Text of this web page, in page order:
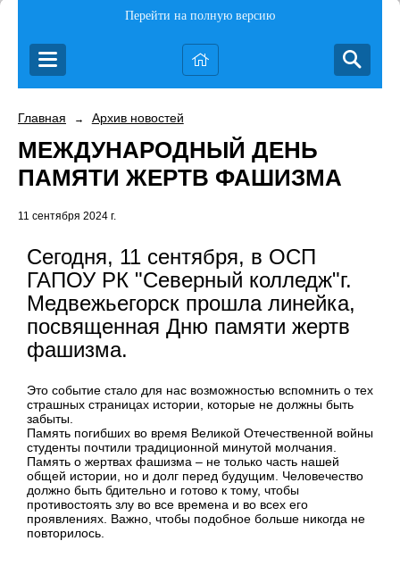
Перейти на полную версию
Главная → Архив новостей
МЕЖДУНАРОДНЫЙ ДЕНЬ
ПАМЯТИ ЖЕРТВ ФАШИЗМА
11 сентября 2024 г.
Сегодня, 11 сентября, в ОСП
ГАПОУ РК "Северный колледж"г.
Медвежьегорск прошла линейка,
посвященная Дню памяти жертв
фашизма.
Это событие стало для нас возможностью вспомнить о тех
страшных страницах истории, которые не должны быть
забыты.
Память погибших во время Великой Отечественной войны
студенты почтили традиционной минутой молчания.
Память о жертвах фашизма – не только часть нашей
общей истории, но и долг перед будущим. Человечество
должно быть бдительно и готово к тому, чтобы
противостоять злу во все времена и во всех его
проявлениях. Важно, чтобы подобное больше никогда не
повторилось.